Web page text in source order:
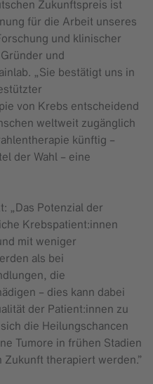
Zukunftspreis ist
für die Arbeit unseres
und klinischer
und
„Sie bestätigt uns in
von Krebs entscheidend
weltweit zugänglich
künftig –
der Wahl – eine
„Das Potenzial der
Krebspatient:innen
mit weniger
als bei
die
– dies kann dabei
der Patient:innen zu
die Heilungschancen
Tumore in frühen Stadien
therapiert werden.”